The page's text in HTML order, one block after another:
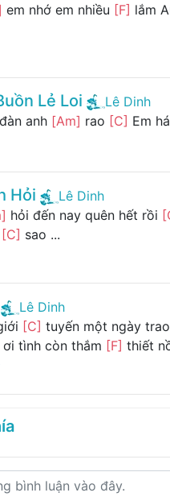
em nhớ em nhiều [F] lắm
Lẻ Loi
Lê Dinh
anh [Am] rao [C] Em
Hỏi
Lê Dinh
hỏi đến nay quên hết rồi
[C] sao ...
Lê Dinh
[C] tuyến một ngày trao
ơi tình còn thắm [F] thiết